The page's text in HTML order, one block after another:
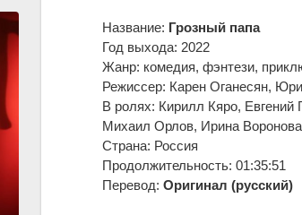
Название: Грозный папа
Год выхода: 2022
Жанр: комедия, фэнтези,
Режиссер: Карен Оганесян,
В ролях: Кирилл Кяро, Евгений
Михаил Орлов, Ирина
Страна: Россия
Продолжительность: 01:35:51
Перевод: Оригинал (русский)